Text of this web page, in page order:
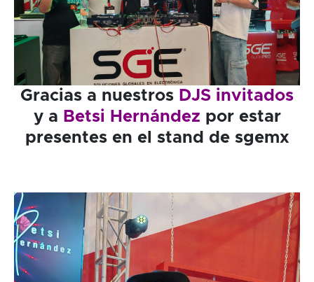
Gracias a nuestros DJS invitados
y a Betsi Hernández por estar
presentes en el stand de sgemx